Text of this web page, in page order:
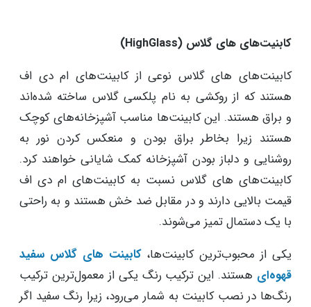
کابنیت‌های های گلاس (HighGlass)
کابینت‌های های گلاس نوعی از کابینت‌های ام دی اف
هستند که از روکشی به نام پلکسی گلاس ساخته شده‌اند
و براق هستند. این کابینت‌ها مناسب آشپزخانه‌های کوچک
هستند زیرا بخاطر براق بودن و منعکس کردن نور به
روشنایی و دلباز بودن آشپزخانه کمک شایانی خواهند کرد.
کابینت‌های های گلاس نسبت به کابینت‌های ام دی اف
قیمت بالایی دارند و در مقابل ضد خش هستند و به راحتی
با یک دستمال تمیز می‌شوند.
یکی از محبوب‌ترین کابینت‌ها،‌کابینت های گلاس سفید
قهوه‌ایهستند. این ترکیب رنگ یکی از معمول‌ترین ترکیب
رنگ‌ها در نصب کابینت به شمار می‌رود، زیرا رنگ سفید اگر